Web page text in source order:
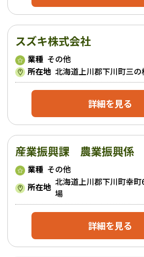
スズキ株式会社
業種 その他
所在地 北海道上川郡下川町三の
詳細を見る
産業振興課 農業振興係
業種 その他
所在地 北海道上川郡下川町幸
場
詳細を見る